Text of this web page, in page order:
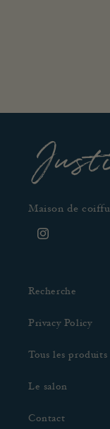
Maison de
Instagram
Recherche
Privacy Policy
Tous les produits
Le salon
Contact